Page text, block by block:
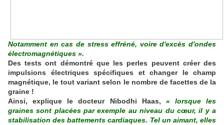
Notamment en cas de stress effréné, voire d'excès d'ondes
électromagnétiques ».
Des tests ont démontré que les perles peuvent créer des
impulsions électriques spécifiques et changer le champ
magnétique, le tout variant selon le nombre de facettes de la
graine !
Ainsi, explique le docteur Nibodhi Haas, « lorsque les
graines sont placées par exemple au niveau du cœur, il y a
stabilisation des battements cardiaques. Tel un aimant, elles